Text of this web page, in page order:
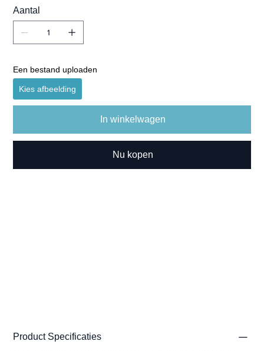
Aantal
Een bestand uploaden
Kies afbeelding
In winkelwagen
Nu kopen
Product Specificaties